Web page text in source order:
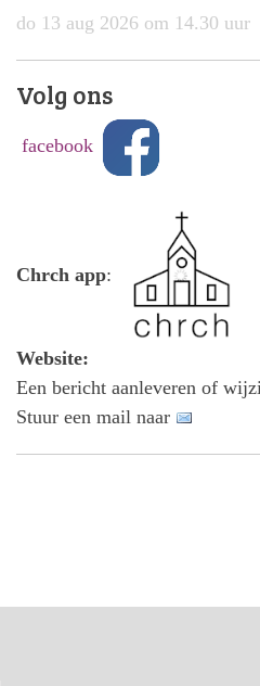
do 13 aug 2026 om 14.30 uur
Volg ons
facebook
Chrch app:
Website:
Een bericht aanleveren of
Stuur een mail naar